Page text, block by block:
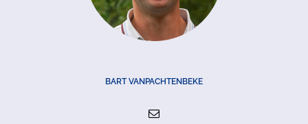
BART VANPACHTENBEKE